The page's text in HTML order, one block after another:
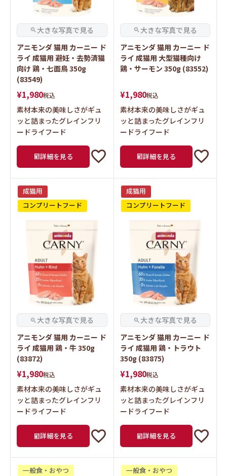
アニモンダ 猫用 カーニー ド
ライ 成猫用 避妊・去勢済猫
向け 鶏・七面鳥 350g
(83549)
¥1,980税込
素材本来の美味しさがギュ
ッと詰まったグレインフリ
ードライフード
詳細を見る
アニモンダ 猫用 カーニー ド
ライ 成猫用 大型猫種向け
鶏・サーモン 350g (83552)
¥1,980税込
素材本来の美味しさがギュ
ッと詰まったグレインフリ
ードライフード
詳細を見る
成猫用
コンプリートフード
アニモンダ 猫用 カーニー ド
ライ 成猫用 鶏・牛 350g
(83872)
¥1,980税込
素材本来の美味しさがギュ
ッと詰まったグレインフリ
ードライフード
詳細を見る
成猫用
コンプリートフード
アニモンダ 猫用 カーニー ド
ライ 成猫用 鶏・トラウト
350g (83875)
¥1,980税込
素材本来の美味しさがギュ
ッと詰まったグレインフリ
ードライフード
詳細を見る
一般食・おやつ 一般食・おやつ